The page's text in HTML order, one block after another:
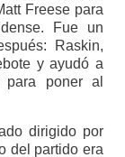
Freese para
Fue un
Raskin,
y ayudó a
poner al
dirigido por
del partido era